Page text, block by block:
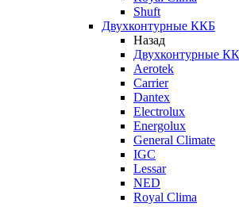
Shuft
Двухконтурные ККБ
Назад
Двухконтурные
Aerotek
Carrier
Dantex
Electrolux
Energolux
General Climate
IGC
Lessar
NED
Royal Clima